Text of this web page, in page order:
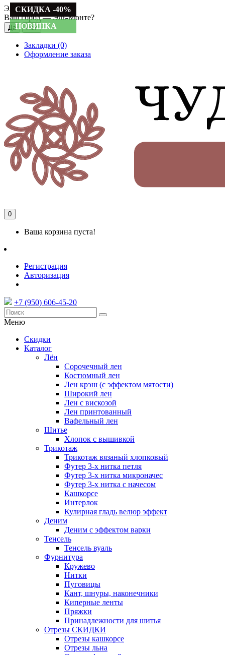
Эль-Монте
Ваш город —Эль-Монте?
Закладки (0)
Оформление заказа
0
Ваша корзина пуста!
Регистрация
Авторизация
+7 (950) 606-45-20
Меню
Скидки
Каталог
Лён
Сорочечный лен
Костюмный лен
Лен крэш (с эффектом мятости)
Широкий лен
Лен с вискозой
Лен принтованный
Вафельный лен
Шитье
Хлопок с вышивкой
Трикотаж
Трикотаж вязаный хлопковый
Футер 3-х нитка петля
Футер 3-х нитка микроначес
Футер 3-х нитка с начесом
Кашкорсе
Интерлок
Кулирная гладь велюр эффект
Деним
Деним с эффектом варки
Тенсель
Тенсель вуаль
Фурнитура
Кружево
Нитки
Пуговицы
Кант, шнуры, наконечники
Киперные ленты
Пряжки
Принадлежности для шитья
Отрезы СКИДКИ
Отрезы кашкорсе
Отрезы льна
СКИДКА -40%
СКИДКА -40%
НОВИНКА